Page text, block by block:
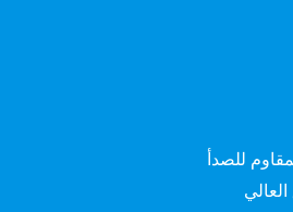
للصدأ